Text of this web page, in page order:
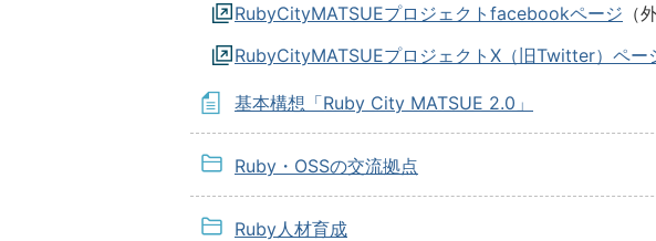
RubyCityMATSUEプロジェクトfacebookページ （
RubyCityMATSUEプロジェクトX（旧Twitter）ペー
基本構想「Ruby City MATSUE 2.0」
Ruby・OSSの交流拠点
Ruby人材育成